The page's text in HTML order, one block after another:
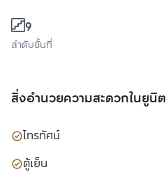
9
ลำดับชั้นที่
สิ่งอำนวยความสะดวกในยูนิต
โทรทัศน์
ตู้เย็น